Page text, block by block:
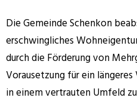
Die Gemeinde Schenkon
erschwingliches
durch die Förderung von
Vorausetzung für ein
in einem vertrauten Umfeld